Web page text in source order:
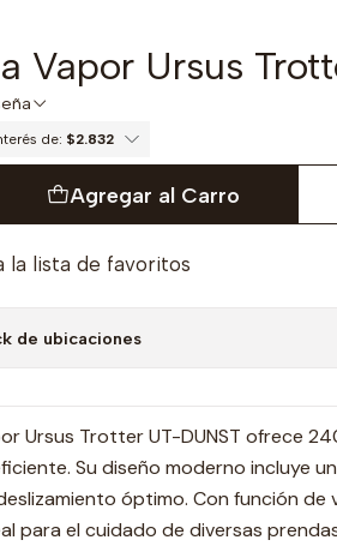
Vapor Ursus
de: $2.832
Agregar al Carro
la lista de favoritos
de ubicaciones
Ursus Trotter UT-DUNST ofrece
Su diseño moderno incluye
óptimo. Con función de
para el cuidado de diversas